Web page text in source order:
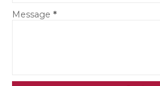
Message *